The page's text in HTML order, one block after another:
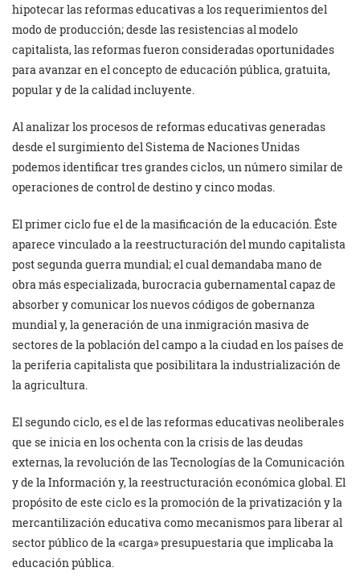
hipotecar las reformas educativas a los requerimientos del
modo de producción; desde las resistencias al modelo
capitalista, las reformas fueron consideradas oportunidades
para avanzar en el concepto de educación pública, gratuita,
popular y de la calidad incluyente.
Al analizar los procesos de reformas educativas generadas
desde el surgimiento del Sistema de Naciones Unidas
podemos identificar tres grandes ciclos, un número similar de
operaciones de control de destino y cinco modas.
El primer ciclo fue el de la masificación de la educación. Éste
aparece vinculado a la reestructuración del mundo capitalista
post segunda guerra mundial; el cual demandaba mano de
obra más especializada, burocracia gubernamental capaz de
absorber y comunicar los nuevos códigos de gobernanza
mundial y, la generación de una inmigración masiva de
sectores de la población del campo a la ciudad en los países de
la periferia capitalista que posibilitara la industrialización de
la agricultura.
El segundo ciclo, es el de las reformas educativas neoliberales
que se inicia en los ochenta con la crisis de las deudas
externas, la revolución de las Tecnologías de la Comunicación
y de la Información y, la reestructuración económica global. El
propósito de este ciclo es la promoción de la privatización y la
mercantilización educativa como mecanismos para liberar al
sector público de la «carga» presupuestaria que implicaba la
educación pública.